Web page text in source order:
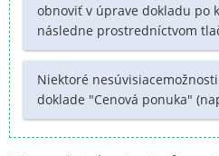
obnoviť v úprave dokladu po
následne prostredníctvom
Niektoré
doklade "Cenová ponuka"